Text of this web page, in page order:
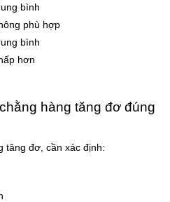
bình
phù hợp
bình
hơn
hàng tăng đơ đúng
tăng đơ, cần xác định: